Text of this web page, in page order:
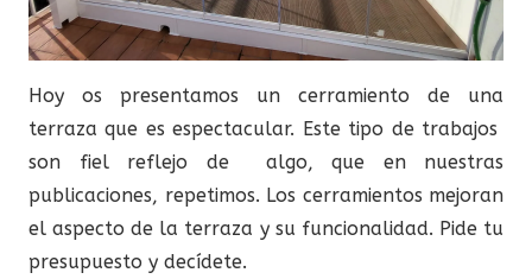
Hoy os presentamos un cerramiento de una
terraza que es espectacular. Este tipo de trabajos
son fiel reflejo de algo, que en nuestras
publicaciones, repetimos. Los cerramientos mejoran
el aspecto de la terraza y su funcionalidad. Pide tu
presupuesto y decídete.